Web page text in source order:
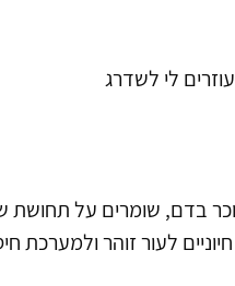
בדם, שומרים על תחושת
לעור זוהר ולמערכת